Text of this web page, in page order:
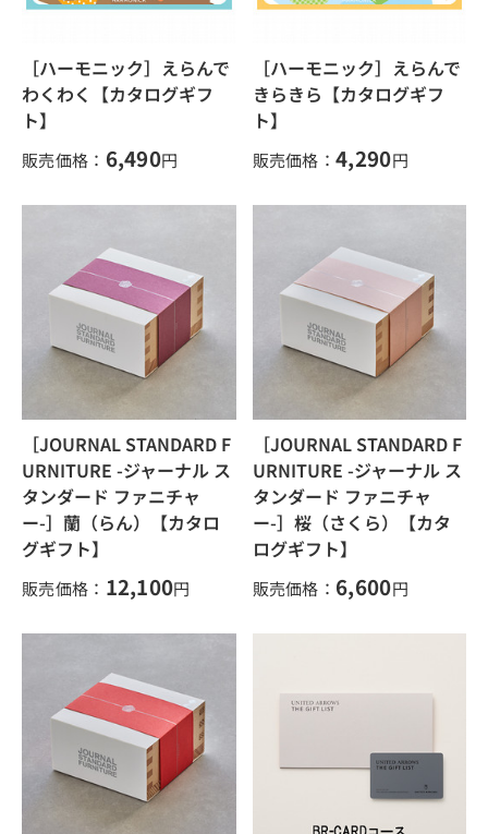
［ハーモニック］えらんで
わくわく【カタログギフ
ト】
販売価格： 6,490円
［ハーモニック］えらんで
きらきら【カタログギフ
ト】
販売価格： 4,290円
［JOURNAL STANDARD F
URNITURE -ジャーナル ス
タンダード ファニチャ
ー-］蘭（らん）【カタロ
グギフト】
販売価格： 12,100円
［JOURNAL STANDARD F
URNITURE -ジャーナル ス
タンダード ファニチャ
ー-］桜（さくら）【カタ
ログギフト】
販売価格： 6,600円